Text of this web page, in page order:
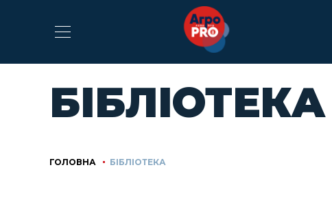
БІБЛІОТЕКА
ГОЛОВНА БІБЛІОТЕКА